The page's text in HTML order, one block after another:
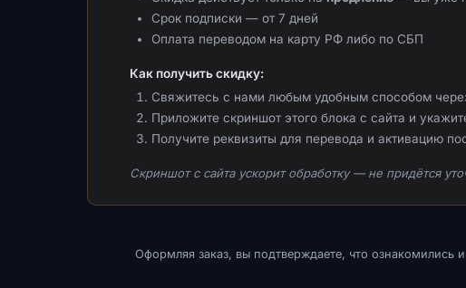
Срок подписки — от 7 дней
Оплата переводом на карту РФ либо по СБП
Как получить скидку:
Свяжитесь с нами любым удобным способом
Приложите скриншот этого блока с сайта и
Получите реквизиты для перевода и активацию
Скриншот с сайта ускорит обработку — не придётся
Оформляя заказ, вы подтверждаете, что ознакомились